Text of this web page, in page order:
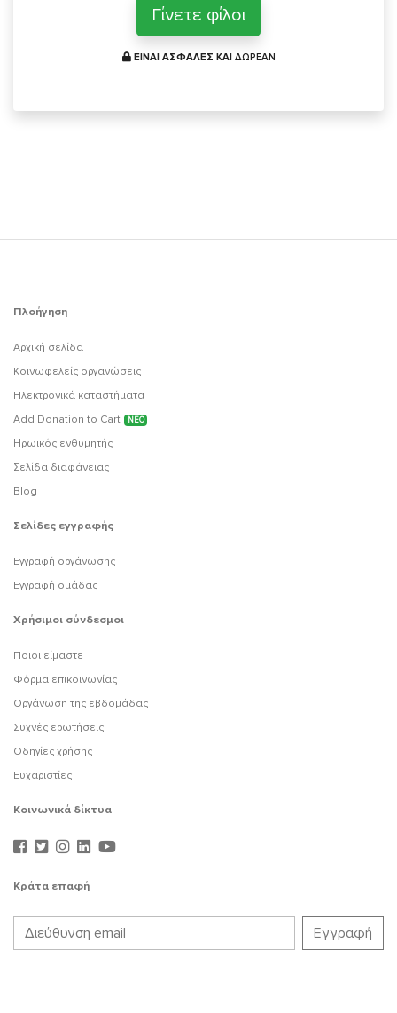
Γίνετε φίλοι
ΕΙΝΑΙ ΑΣΦΑΛΕΣ ΚΑΙ ΔΩΡΕΑΝ
Πλοήγηση
Αρχική σελίδα
Κοινωφελείς οργανώσεις
Ηλεκτρονικά καταστήματα
Add Donation to Cart
ΝΕΟ
Ηρωικός ενθυμητής
Σελίδα διαφάνειας
Blog
Σελίδες εγγραφής
Εγγραφή οργάνωσης
Εγγραφή ομάδας
Χρήσιμοι σύνδεσμοι
Ποιοι είμαστε
Φόρμα επικοινωνίας
Οργάνωση της εβδομάδας
Συχνές ερωτήσεις
Οδηγίες χρήσης
Ευχαριστίες
Κοινωνικά δίκτυα
Κράτα επαφή